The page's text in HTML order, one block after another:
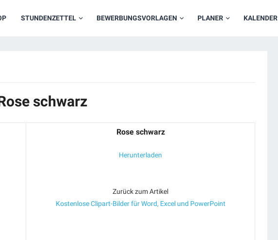
STUNDENZETTEL BEWERBUNGSVORLAGEN PLANER KALENDER
schwarz
Rose schwarz
Herunterladen
Zurück zum Artikel
Kostenlose Clipart-Bilder für Word, Excel und PowerPoint